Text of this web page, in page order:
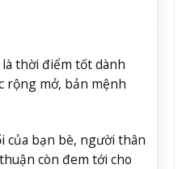
thời điểm tốt dành
rộng mở, bản mệnh
của bạn bè, người thân
còn đem tới cho